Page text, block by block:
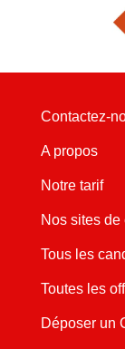
Contactez-
A propos
Notre tarif
Nos sites de
Tous les
Toutes les
Déposer un